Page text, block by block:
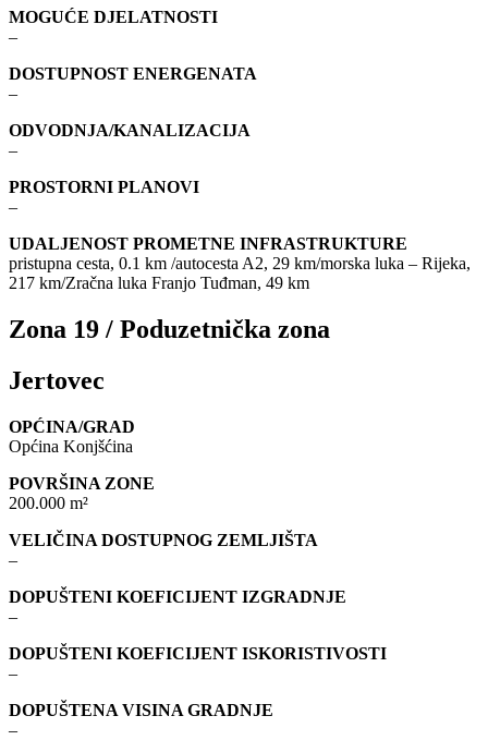
MOGUĆE DJELATNOSTI
–
DOSTUPNOST ENERGENATA
–
ODVODNJA/KANALIZACIJA
–
PROSTORNI PLANOVI
–
UDALJENOST PROMETNE INFRASTRUKTURE
pristupna cesta, 0.1 km /autocesta A2, 29 km/morska luka – Rijeka,
217 km/Zračna luka Franjo Tuđman, 49 km
Zona 19 / Poduzetnička zona
Jertovec
OPĆINA/GRAD
Općina Konjšćina
POVRŠINA ZONE
200.000 m²
VELIČINA DOSTUPNOG ZEMLJIŠTA
–
DOPUŠTENI KOEFICIJENT IZGRADNJE
–
DOPUŠTENI KOEFICIJENT ISKORISTIVOSTI
–
DOPUŠTENA VISINA GRADNJE
–